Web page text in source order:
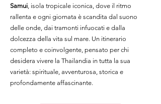
Samui, isola tropicale iconica, dove il ritmo
rallenta e ogni giornata è scandita dal suono
delle onde, dai tramonti infuocati e dalla
dolcezza della vita sul mare. Un itinerario
completo e coinvolgente, pensato per chi
desidera vivere la Thailandia in tutta la sua
varietà: spirituale, avventurosa, storica e
profondamente affascinante.